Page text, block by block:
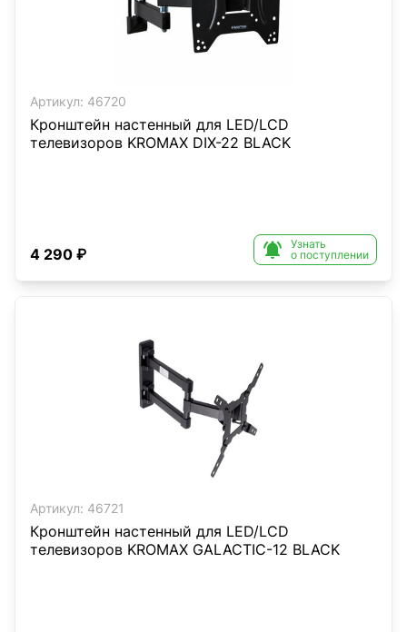
Артикул: 46720
Кронштейн настенный для LED/LCD
телевизоров KROMAX DIX-22 BLACK
4 290 ₽ 
Узнать
о поступлении
Артикул: 46721
Кронштейн настенный для LED/LCD
телевизоров KROMAX GALACTIC-12 BLACK